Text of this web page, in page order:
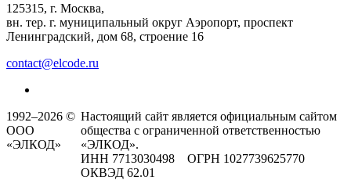
125315, г. Москва,
вн. тер. г. муниципальный округ Аэропорт, проспект
Ленинградский, дом 68, строение 16
contact@elcode.ru
1992–2026 ©
ООО
«ЭЛКОД»
Настоящий сайт является официальным сайтом
общества с ограниченной ответственностью
«ЭЛКОД».
ИНН 7713030498 ОГРН 1027739625770
ОКВЭД 62.01